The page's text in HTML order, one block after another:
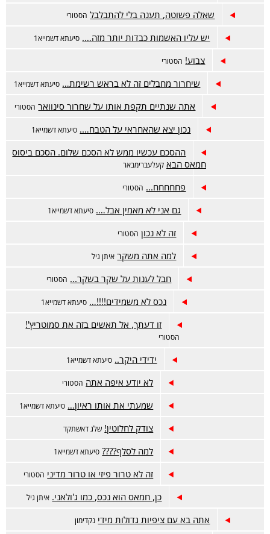
שאלה פשוטה, תענה בלי להתבלבל הסטורי
יש עליו האשמות כבדות יותר מזה…. סיעתא דשמייא1
צבוע! הסטורי
שיחרור מחבלים זה לא בראש רשימת… סיעתא דשמייא1
אתה שנתיים תקפת אותו על שחרור סינוואר הסטורי
נכון יצא שהאחראי על הטבח…. סיעתא דשמייא1
ההסכם עכשיו ממש לא הסכם שלום. הסכם ביסוס
חמאס הבא קעלעברימבאר
פחחחחח... הסטורי
גם אני לא מאמין אבל…. סיעתא דשמייא1
זה לא נכון הסטורי
למה אתה משקר איתן גיל
חבל לענות על שקר בשקר... הסטורי
נכס לא משמידים!!!!… סיעתא דשמייא1
זו דעתך, אל תאשים בזה את סמוטריץ'!
הסטורי
ידידי היקר.. סיעתא דשמייא1
לא יודע איפה אתה הסטורי
שמעתי את אותו ראיון… סיעתא דשמייא1
צודק לחלוטין! שלג דאשתקד
למה לסלף???? סיעתא דשמייא1
זה לא טרור פיזי או טרור מדיני הסטורי
כן, חמאס הוא נכס, כמו ג'ולאני. איתן גיל
אתה בא עם ציפיות גדולות מידי נקדימון